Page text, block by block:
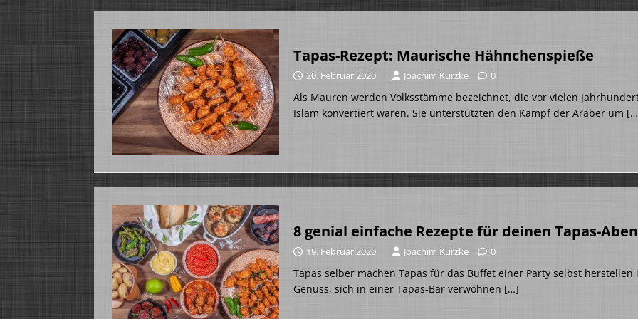
Tapas-Rezept: Maurische Hähnchenspieße
20. Februar 2020 Joachim Kurzke 0
Als Mauren werden Volksstämme bezeichnet, die vor vielen
Islam konvertiert waren. Sie unterstützten den Kampf der Araber um
8 genial einfache Rezepte für deinen Tapas-
19. Februar 2020 Joachim Kurzke 0
Tapas selber machen Tapas für das Buffet einer Party selbst
Genuss, sich in einer Tapas-Bar verwöhnen […]